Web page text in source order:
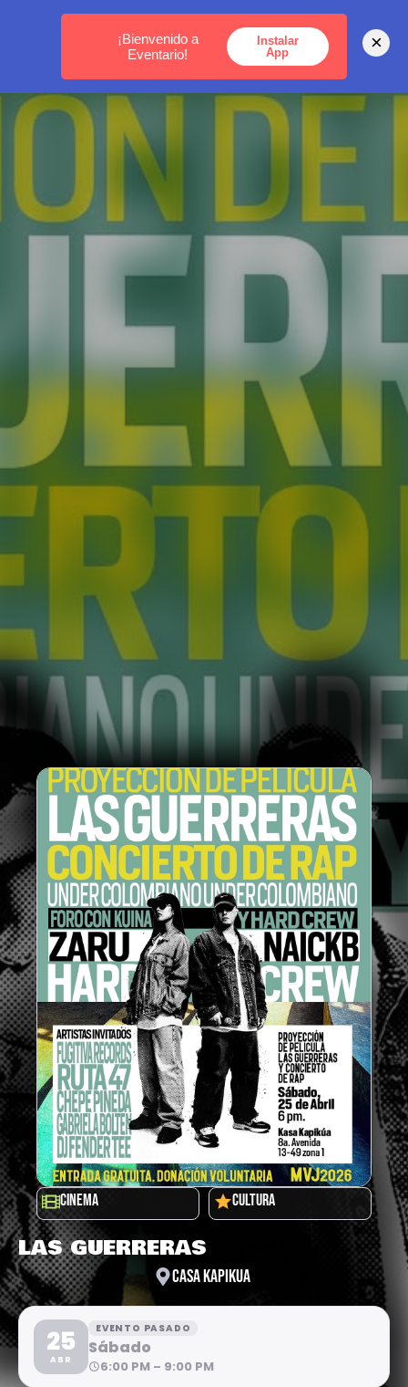
MEDELLÍN - BOGOTÁ - CARTAGENA
CINEMA CULTURA
LAS GUERRERAS
CASA KAPIKUA
25
ABR
EVENTO PASADO
Sábado
6:00 PM – 9:00 PM
¡Bienvenido a
Eventario!
Instalar
App
×